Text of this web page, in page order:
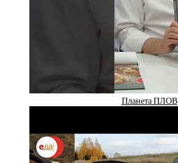
Планета ПЛОВ